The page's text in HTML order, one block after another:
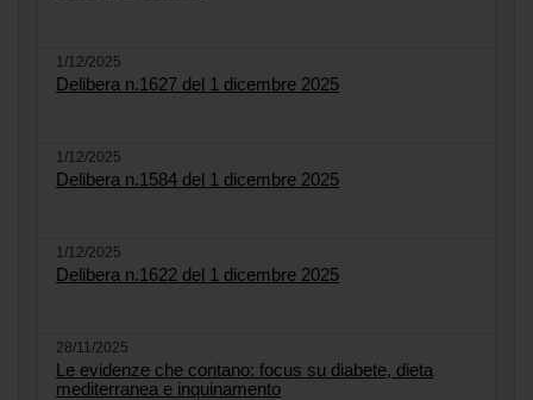
1/12/2025
Delibera n.1627 del 1 dicembre 2025
1/12/2025
Delibera n.1584 del 1 dicembre 2025
1/12/2025
Delibera n.1622 del 1 dicembre 2025
28/11/2025
Le evidenze che contano: focus su diabete, dieta
mediterranea e inquinamento